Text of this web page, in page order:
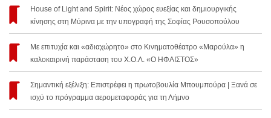
House of Light and Spirit: Νέος χώρος ευεξίας και δημιουργικής
κίνησης στη Μύρινα με την υπογραφή της Σοφίας Ρουσοπούλου
Με επιτυχία και «αδιαχώρητο» στο Κινηματοθέατρο «Μαρούλα» η
καλοκαιρινή παράσταση του Χ.Ο.Λ. «Ο ΗΦΑΙΣΤΟΣ»
Σημαντική εξέλιξη: Επιστρέφει η πρωτοβουλία Μπουμπούρα | Ξανά σε
ισχύ το πρόγραμμα αερομεταφοράς για τη Λήμνο